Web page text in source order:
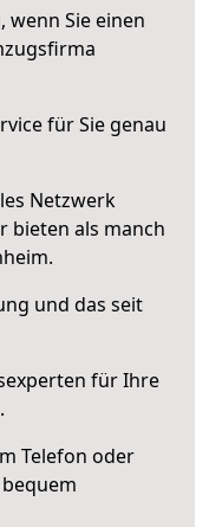
, wenn Sie einen
für Sie genau
Netzwerk
bieten als manch
und das seit
für Ihre
Telefon oder